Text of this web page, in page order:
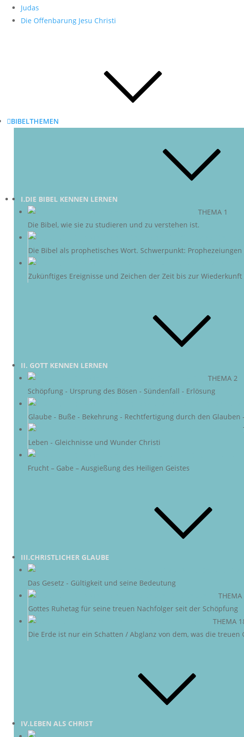
Judas
Die Offenbarung Jesu Christi
BIBELTHEMEN
I.DIE BIBEL KENNEN LERNEN
THEMA 1
Die Bibel, wie sie zu studieren und zu verstehen ist.
Die Bibel als prophetisches Wort. Schwerpunkt:
Zukünftiges Ereignisse und Zeichen der Zeit bis zur Wiederkunft
II. GOTT KENNEN LERNEN
THEMA 2
Schöpfung - Ursprung des Bösen - Sündenfall - Erlösung
Glaube - Buße - Bekehrung - Rechtfertigung durch den
Leben - Gleichnisse und Wunder Christi
Frucht – Gabe – Ausgießung des Heiligen Geistes
III.CHRISTLICHER GLAUBE
Das Gesetz - Gültigkeit und seine Bedeutung
THEMA
Gottes Ruhetag für seine treuen Nachfolger seit der Schöpfung
THEMA
Die Erde ist nur ein Schatten / Abglanz von dem, was die
IV.LEBEN ALS CHRIST